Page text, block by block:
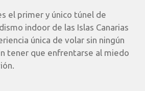
el primer y único túnel de
indoor de las Islas Canarias
única de volar sin ningún
tener que enfrentarse al miedo